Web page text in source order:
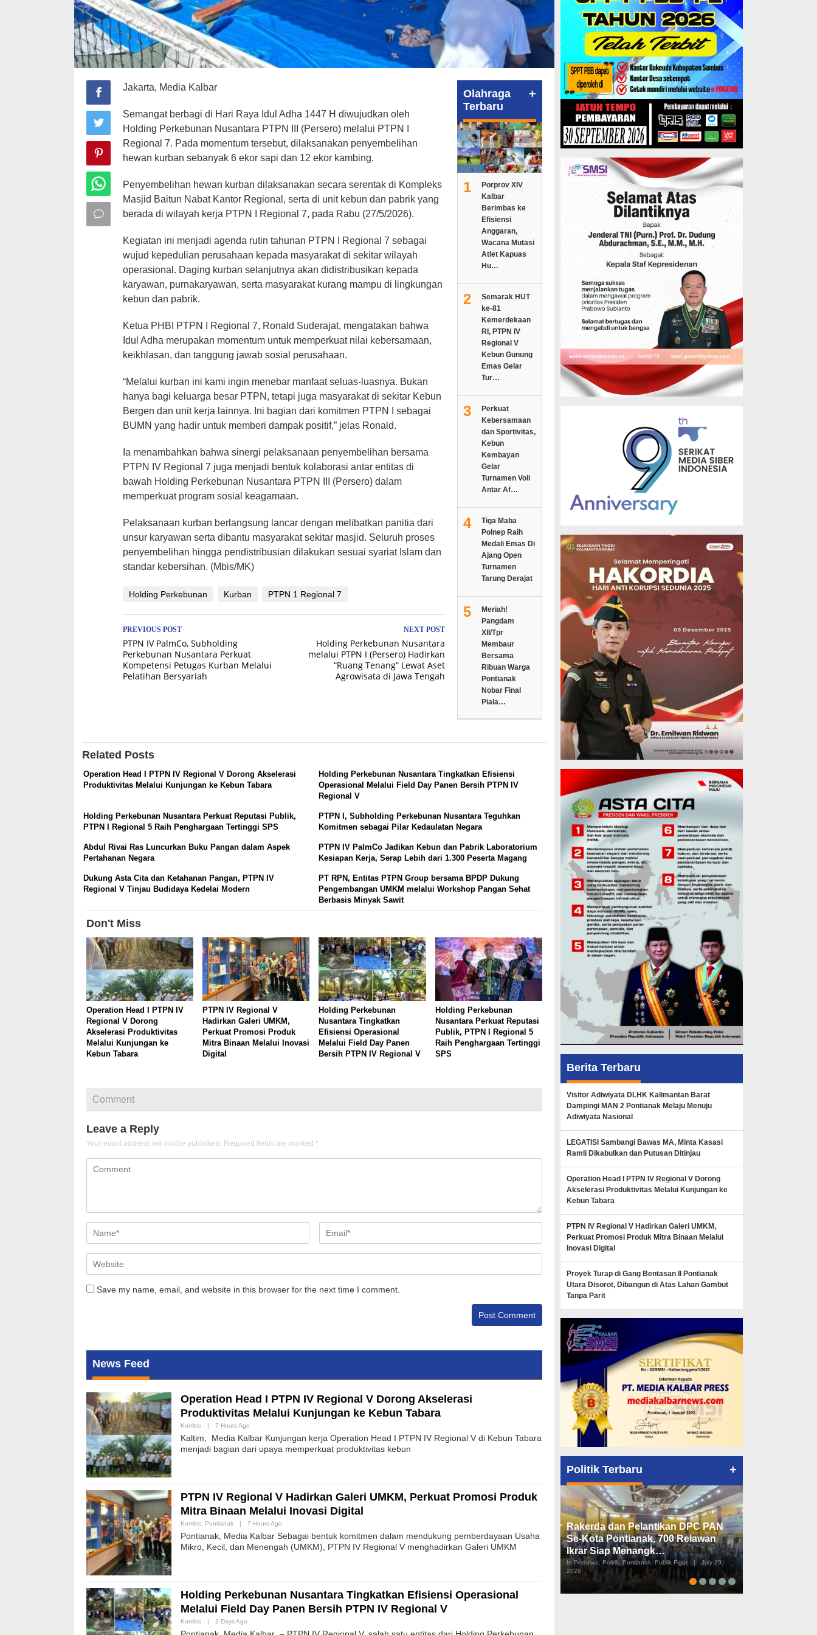
Jakarta, Media Kalbar
Semangat berbagi di Hari Raya Idul Adha 1447 H diwujudkan oleh
Holding Perkebunan Nusantara PTPN III (Persero) melalui PTPN I
Regional 7. Pada momentum tersebut, dilaksanakan penyembelihan
hewan kurban sebanyak 6 ekor sapi dan 12 ekor kambing.
Penyembelihan hewan kurban dilaksanakan secara serentak di Kompleks
Masjid Baitun Nabat Kantor Regional, serta di unit kebun dan pabrik yang
berada di wilayah kerja PTPN I Regional 7, pada Rabu (27/5/2026).
Kegiatan ini menjadi agenda rutin tahunan PTPN I Regional 7 sebagai
wujud kepedulian perusahaan kepada masyarakat di sekitar wilayah
operasional. Daging kurban selanjutnya akan didistribusikan kepada
karyawan, purnakaryawan, serta masyarakat kurang mampu di lingkungan
kebun dan pabrik.
Ketua PHBI PTPN I Regional 7, Ronald Suderajat, mengatakan bahwa
Idul Adha merupakan momentum untuk memperkuat nilai kebersamaan,
keikhlasan, dan tanggung jawab sosial perusahaan.
“Melalui kurban ini kami ingin menebar manfaat seluas-luasnya. Bukan
hanya bagi keluarga besar PTPN, tetapi juga masyarakat di sekitar Kebun
Bergen dan unit kerja lainnya. Ini bagian dari komitmen PTPN I sebagai
BUMN yang hadir untuk memberi dampak positif,” jelas Ronald.
Ia menambahkan bahwa sinergi pelaksanaan penyembelihan bersama
PTPN IV Regional 7 juga menjadi bentuk kolaborasi antar entitas di
bawah Holding Perkebunan Nusantara PTPN III (Persero) dalam
memperkuat program sosial keagamaan.
Pelaksanaan kurban berlangsung lancar dengan melibatkan panitia dari
unsur karyawan serta dibantu masyarakat sekitar masjid. Seluruh proses
penyembelihan hingga pendistribusian dilakukan sesuai syariat Islam dan
standar kebersihan. (Mbis/MK)
Holding Perkebunan Kurban PTPN 1 Regional 7
Post
navigation
PREVIOUS POST
PTPN IV PalmCo, Subholding
Perkebunan Nusantara Perkuat
Kompetensi Petugas Kurban Melalui
Pelatihan Bersyariah
NEXT POST
Holding Perkebunan Nusantara
melalui PTPN I (Persero) Hadirkan
“Ruang Tenang” Lewat Aset
Agrowisata di Jawa Tengah
Olahraga
Terbaru
+
1
Porprov XIV
Kalbar
Berimbas ke
Efisiensi
Anggaran,
Wacana Mutasi
Atlet Kapuas
Hu…
2
Semarak HUT
ke-81
Kemerdekaan
RI, PTPN IV
Regional V
Kebun Gunung
Emas Gelar
Tur…
3
Perkuat
Kebersamaan
dan Sportivitas,
Kebun
Kembayan
Gelar
Turnamen Voli
Antar Af…
4
Tiga Maba
Polnep Raih
Medali Emas Di
Ajang Open
Turnamen
Tarung Derajat
5
Meriah!
Pangdam
XII/Tpr
Membaur
Bersama
Ribuan Warga
Pontianak
Nobar Final
Piala…
Related Posts
Operation Head I PTPN IV Regional V Dorong Akselerasi
Produktivitas Melalui Kunjungan ke Kebun Tabara
Holding Perkebunan Nusantara Tingkatkan Efisiensi
Operasional Melalui Field Day Panen Bersih PTPN IV
Regional V
Holding Perkebunan Nusantara Perkuat Reputasi Publik,
PTPN I Regional 5 Raih Penghargaan Tertinggi SPS
PTPN I, Subholding Perkebunan Nusantara Teguhkan
Komitmen sebagai Pilar Kedaulatan Negara
Abdul Rivai Ras Luncurkan Buku Pangan dalam Aspek
Pertahanan Negara
PTPN IV PalmCo Jadikan Kebun dan Pabrik Laboratorium
Kesiapan Kerja, Serap Lebih dari 1.300 Peserta Magang
Dukung Asta Cita dan Ketahanan Pangan, PTPN IV
Regional V Tinjau Budidaya Kedelai Modern
PT RPN, Entitas PTPN Group bersama BPDP Dukung
Pengembangan UMKM melalui Workshop Pangan Sehat
Berbasis Minyak Sawit
Don't Miss
Operation Head I PTPN IV
Regional V Dorong
Akselerasi Produktivitas
Melalui Kunjungan ke
Kebun Tabara
PTPN IV Regional V
Hadirkan Galeri UMKM,
Perkuat Promosi Produk
Mitra Binaan Melalui Inovasi
Digital
Holding Perkebunan
Nusantara Tingkatkan
Efisiensi Operasional
Melalui Field Day Panen
Bersih PTPN IV Regional V
Holding Perkebunan
Nusantara Perkuat Reputasi
Publik, PTPN I Regional 5
Raih Penghargaan Tertinggi
SPS
Comment
Leave a Reply
Your email address will not be published. Required fields are marked *
Save my name, email, and website in this browser for the next time I comment.
News Feed
Operation Head I PTPN IV Regional V Dorong Akselerasi
Produktivitas Melalui Kunjungan ke Kebun Tabara
Kombis | 7 Hours Ago
Kaltim, Media Kalbar Kunjungan kerja Operation Head I PTPN IV Regional V di Kebun Tabara
menjadi bagian dari upaya memperkuat produktivitas kebun
PTPN IV Regional V Hadirkan Galeri UMKM, Perkuat Promosi Produk
Mitra Binaan Melalui Inovasi Digital
Kombis Pontianak | 7 Hours Ago
Pontianak, Media Kalbar Sebagai bentuk komitmen dalam mendukung pemberdayaan Usaha
Mikro, Kecil, dan Menengah (UMKM), PTPN IV Regional V menghadirkan Galeri UMKM
Holding Perkebunan Nusantara Tingkatkan Efisiensi Operasional
Melalui Field Day Panen Bersih PTPN IV Regional V
Kombis | 2 Days Ago
Berita Terbaru
Visitor Adiwiyata DLHK Kalimantan Barat
Dampingi MAN 2 Pontianak Melaju Menuju
Adiwiyata Nasional
LEGATISI Sambangi Bawas MA, Minta Kasasi
Ramli Dikabulkan dan Putusan Ditinjau
Operation Head I PTPN IV Regional V Dorong
Akselerasi Produktivitas Melalui Kunjungan ke
Kebun Tabara
PTPN IV Regional V Hadirkan Galeri UMKM,
Perkuat Promosi Produk Mitra Binaan Melalui
Inovasi Digital
Proyek Turap di Gang Bentasan II Pontianak
Utara Disorot, Dibangun di Atas Lahan Gambut
Tanpa Parit
Politik Terbaru +
Rakerda dan Pelantikan DPC PAN
Se-Kota Pontianak, 700 Relawan
Ikrar Siap Menangk…
In Peristiwa, Politik, Pontianak, Publik Figur |
July 29,
2026